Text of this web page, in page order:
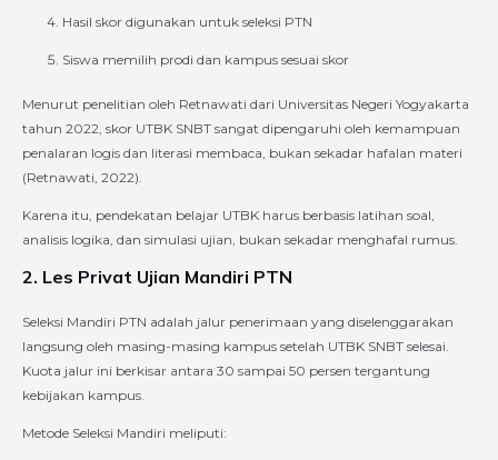
Hasil skor digunakan untuk seleksi PTN
Siswa memilih prodi dan kampus sesuai skor
Menurut penelitian oleh Retnawati dari Universitas Negeri Yogyakarta
tahun 2022, skor UTBK SNBT sangat dipengaruhi oleh kemampuan
penalaran logis dan literasi membaca, bukan sekadar hafalan materi
(Retnawati, 2022).
Karena itu, pendekatan belajar UTBK harus berbasis latihan soal,
analisis logika, dan simulasi ujian, bukan sekadar menghafal rumus.
2. Les Privat Ujian Mandiri PTN
Seleksi Mandiri PTN adalah jalur penerimaan yang diselenggarakan
langsung oleh masing-masing kampus setelah UTBK SNBT selesai.
Kuota jalur ini berkisar antara 30 sampai 50 persen tergantung
kebijakan kampus.
Metode Seleksi Mandiri meliputi: